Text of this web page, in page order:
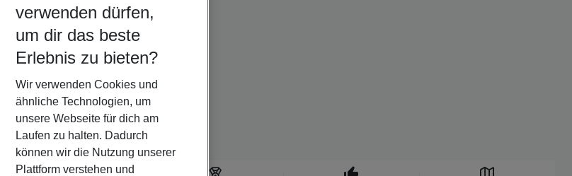
verwenden dürfen,
um dir das beste
Erlebnis zu bieten?
Wir verwenden Cookies und
ähnliche Technologien, um
unsere Webseite für dich am
Laufen zu halten. Dadurch
können wir die Nutzung unserer
Plattform verstehen und